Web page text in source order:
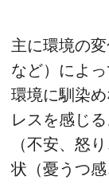
主に環境の
など）によ
環境に馴染
レスを感じ
（不安、怒
状（憂うつ